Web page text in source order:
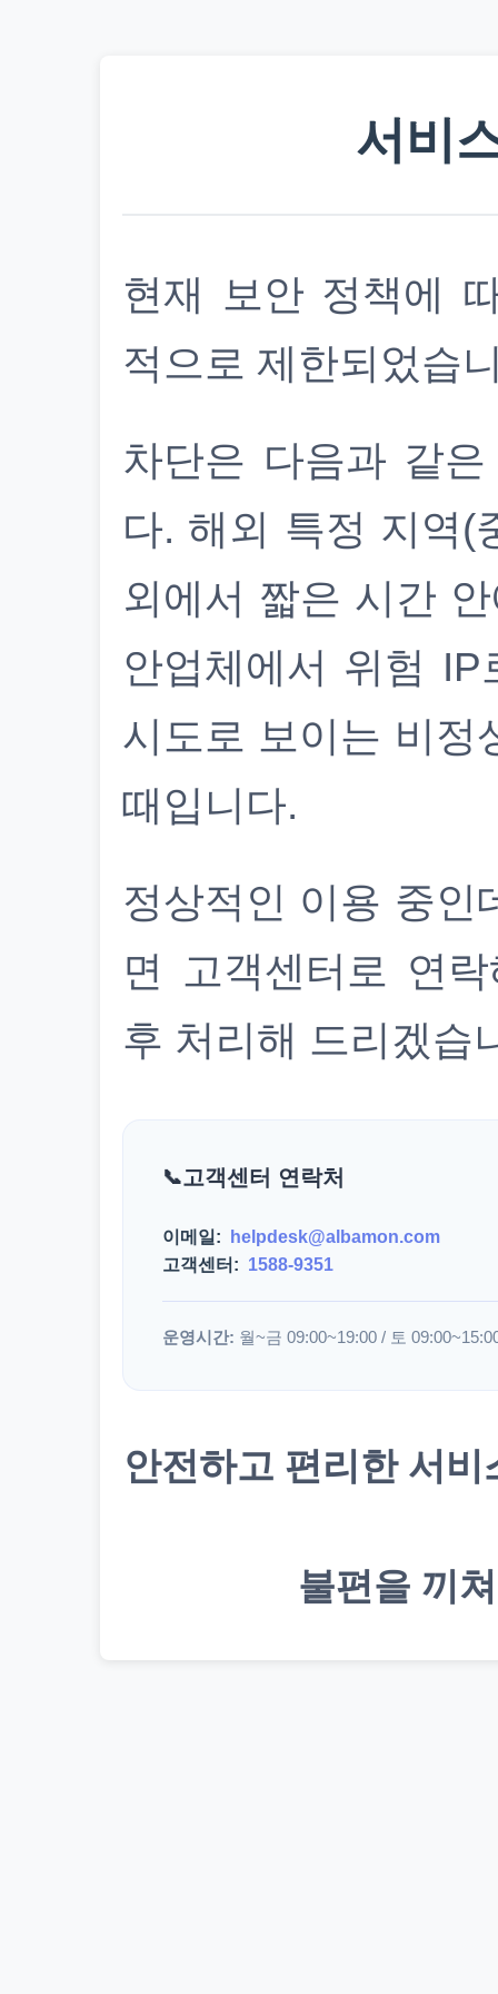
서비
현재 보안 정책에
적으로 제한되었습
차단은 다음과 같
다. 해외 특정 지역(
외에서 짧은 시간
안업체에서 위험
시도로 보이는 비정
때입니다.
정상적인 이용 중인
면 고객센터로 연
후 처리해 드리겠습
고객센터 연락처
이메일:
helpdesk@albamon.com
고객센터: 1588-9351
운영시간: 월~금 09:00~19:00 / 토
안전하고 편리한 서
불편을 끼